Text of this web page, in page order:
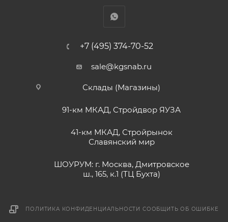
+7 (495) 374-70-52
sale@kgsnab.ru
Склады (Магазины)
91-км МКАД, Стройдвор ЯУЗА
41-км МКАД, Стройрынок
Славянский мир
ШОУРУМ: г. Москва, Дмитровское
ш., 165, к.1 (ТЦ Бухта)
ПОЛИТИКА КОНФИДЕНЦИАЛЬНОСТИ СООБЩИТЬ ОБ ОШИБКЕ